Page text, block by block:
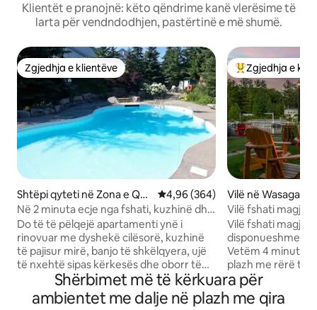
Klientët e pranojnë: këto qëndrime kanë vlerësime të
larta për vendndodhjen, pastërtinë e më shumë.
Zgjedhja e klientëve
Zgjedhja e klientëve
Shtëpi qyteti në Zona e Që
ndrimit në Malin e Blu
Vlerësimi mesatar 4,96 nga 5,
4,96 (364)
Në 2 minuta ecje nga fshati, kuzhinë dhe
krevate të shkëlqyera, pishinë verore!
Do të të pëlqejë apartamenti ynë i
rinovuar me dyshekë cilësorë, kuzhinë
të pajisur mirë, banjo të shkëlqyera, ujë
të nxehtë sipas kërkesës dhe oborr të
pasmë me dalje për jashtë, me barbekju
dhe qasje në oborr. Pishinë e jashtme me
ujë të ngrohtë në kompleks në
Më të mirat e
Zgjedhja e
Vilë në Wasaga
Vilë fshati
licencë për fjetje
Vilë fshati
disponueshme në
Vetëm 4 minuta
plazh me rërë të
bukurinë e
shërbimet
vaskë private me
Shërbimet më të kërkuara për
ambientet me dalje në plazh me qira